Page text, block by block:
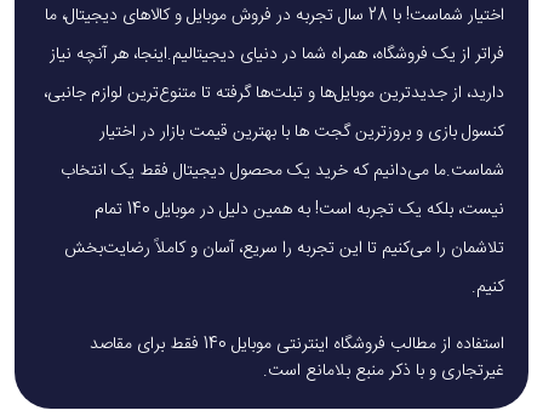
اختیار شماست! با 28 سال تجربه در فروش موبایل و کالاهای دیجیتال، ما
فراتر از یک فروشگاه، همراه شما در دنیای دیجیتالیم.اینجا، هر آنچه نیاز
دارید، از جدیدترین موبایل‌ها و تبلت‌ها گرفته تا متنوع‌ترین لوازم جانبی،
کنسول بازی و بروزترین گجت ها با بهترین قیمت بازار در اختیار
شماست.ما می‌دانیم که خرید یک محصول دیجیتال فقط یک انتخاب
نیست، بلکه یک تجربه است! به همین دلیل در موبایل 140 تمام
تلاشمان را می‌کنیم تا این تجربه را سریع، آسان و کاملاً رضایت‌بخش
کنیم.
استفاده از مطالب فروشگاه اینترنتی موبایل 140 فقط برای مقاصد
غیرتجاری و با ذکر منبع بلامانع است.